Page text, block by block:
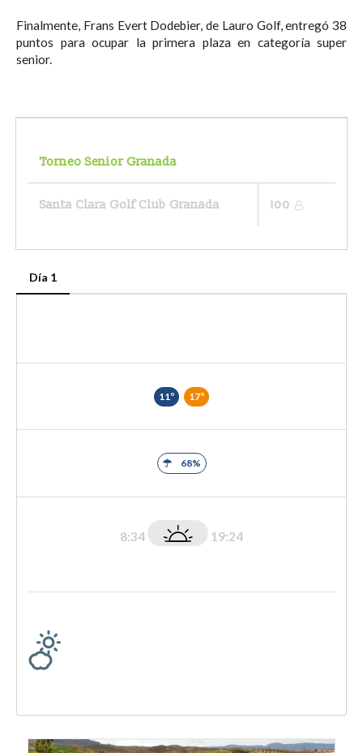
Finalmente, Frans Evert Dodebier, de Lauro Golf, entregó 38
puntos para ocupar la primera plaza en categoría super
senior.
Torneo Senior Granada
Santa Clara Golf Club Granada 100
Día 1
11º 17º
68%
8:34 19:24